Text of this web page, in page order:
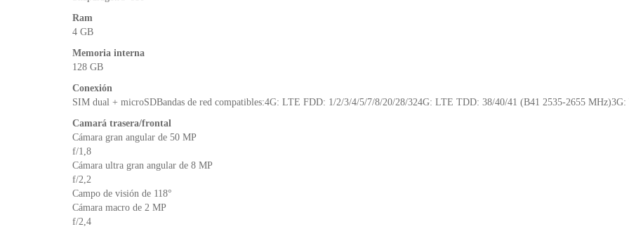
Ram
4 GB
Memoria interna
128 GB
Conexión
SIM dual + microSDBandas de red compatibles:4G: LTE FDD: 1/2/3/4/5/7/8/20/28/324G: LTE TDD: 38/40/41 (B41 2535-2655
Camará trasera/frontal
Cámara gran angular de 50 MP
f/1,8
Cámara ultra gran angular de 8 MP
f/2,2
Campo de visión de 118°
Cámara macro de 2 MP
f/2,4